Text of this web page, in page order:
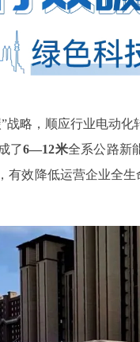
战略，顺应行业电动
了6—12米全系公路新
有效降低运营企业全